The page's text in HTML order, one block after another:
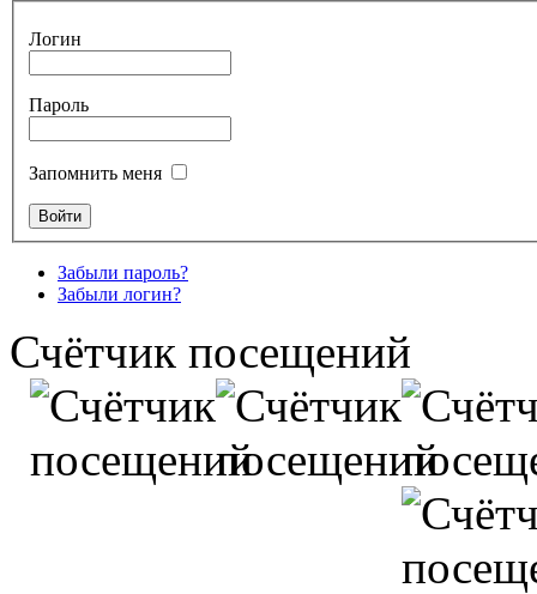
Логин
Пароль
Запомнить меня
Забыли пароль?
Забыли логин?
Счётчик посещений